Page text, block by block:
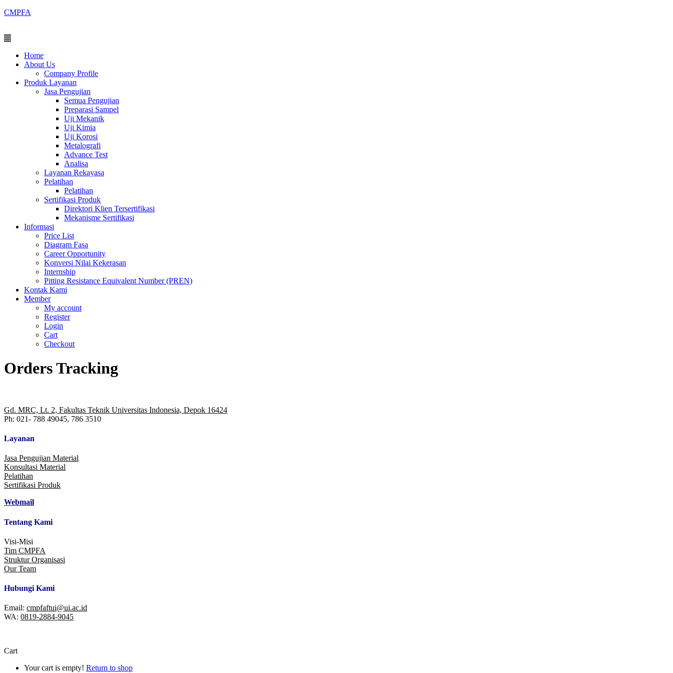
Skip
CMPFA
Menu
Home
About Us
Company Profile
Produk Layanan
Jasa Pengujian
Semua Pengujian
Preparasi Sampel
Uji Mekanik
Uji Kimia
Uji Korosi
Metalografi
Advance Test
Analisa
Layanan Rekayasa
Pelatihan
Pelatihan
Sertifikasi Produk
Direktori Klien Tersertifikasi
Mekanisme Sertifikasi
Informasi
Price List
Diagram Fasa
Career Opportunity
Konversi Nilai Kekerasan
Internship
Pitting Resistance Equivalent Number (PREN)
Kontak Kami
Member
My account
Register
Login
Cart
Checkout
Orders Tracking
Gd. MRC, Lt. 2, Fakultas Teknik Universitas Indonesia, Depok 16424
Ph: 021- 788 49045, 786 3510
Layanan
Jasa Pengujian Material
Konsultasi Material
Pelatihan
Sertifikasi Produk
Webmail
Tentang Kami
Visi-Misi
Tim CMPFA
Struktur Organisasi
Our Team
Hubungi Kami
Email: cmpfaftui@ui.ac.id
WA: 0819-2884-9045
Cart
Your cart is empty! Return to shop